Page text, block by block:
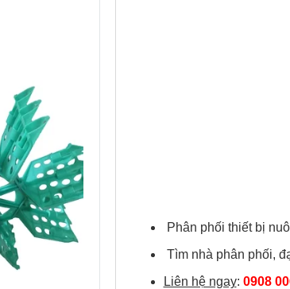
Phân phối thiết bị
Tìm nhà phân phối,
Liên hệ ngay: 0908